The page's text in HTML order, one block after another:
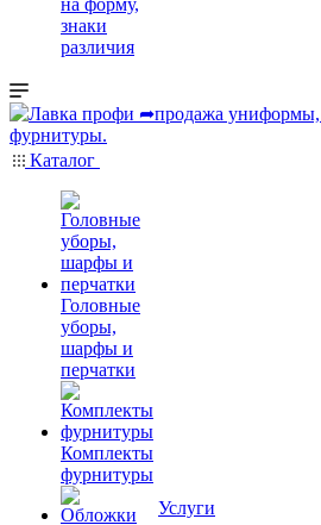
на форму,
знаки
различия
Каталог
Головные
уборы,
шарфы и
перчатки
Комплекты
фурнитуры
Услуги